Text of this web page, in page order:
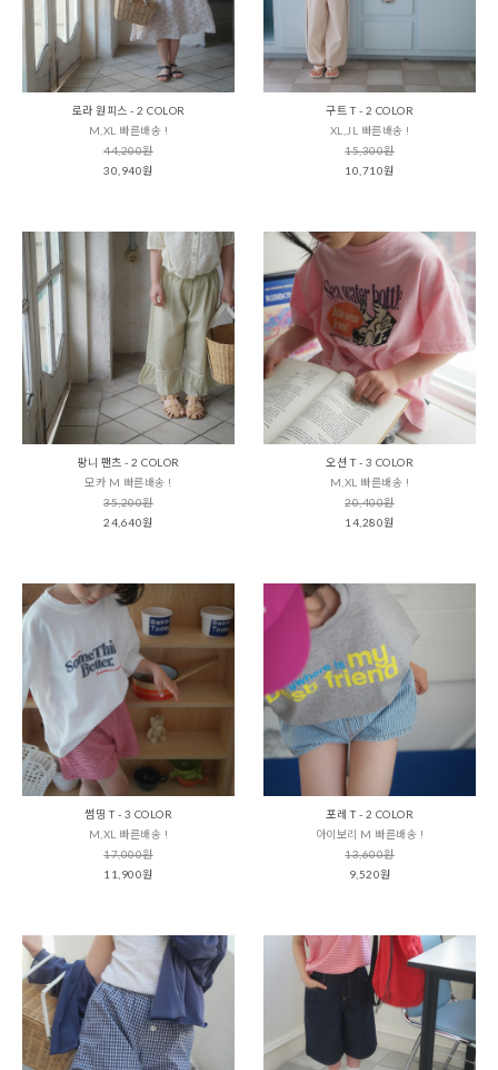
로라 원피스 - 2 COLOR
M,XL 빠른배송 !
44,200원
30,940원
구트 T - 2 COLOR
XL,JL 빠른배송 !
15,300원
10,710원
팡니 팬츠 - 2 COLOR
모카 M 빠른배송 !
35,200원
24,640원
오션 T - 3 COLOR
M,XL 빠른배송 !
20,400원
14,280원
썸띵 T - 3 COLOR
M,XL 빠른배송 !
17,000원
11,900원
포레 T - 2 COLOR
아이보리 M 빠른배송 !
13,600원
9,520원